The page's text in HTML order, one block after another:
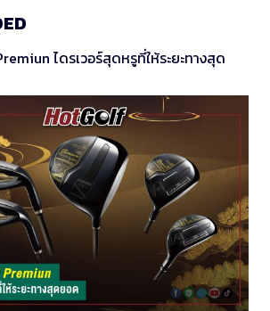
ไดรเวอร์สุดหรูที่ให้ระยะทางสุด